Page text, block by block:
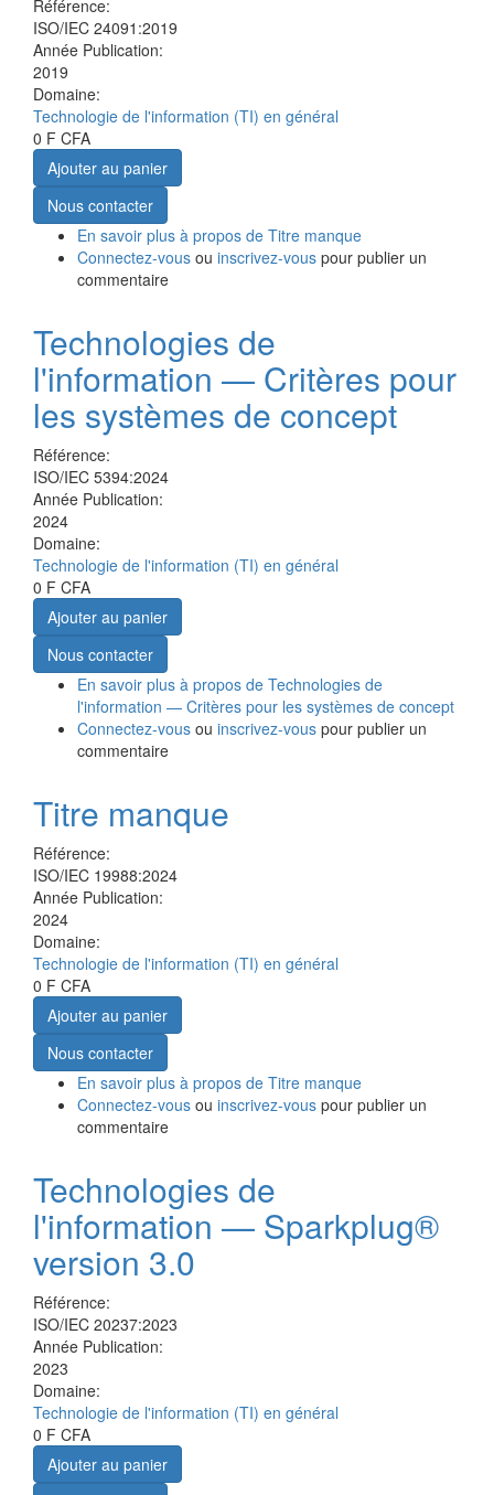
Référence:
ISO/IEC 24091:2019
Année Publication:
2019
Domaine:
Technologie de l'information (TI) en général
0 F CFA
Ajouter au panier
Nous contacter
En savoir plus à propos de Titre manque
Connectez-vous ou inscrivez-vous pour publier un
commentaire
Technologies de
l'information — Critères pour
les systèmes de concept
Référence:
ISO/IEC 5394:2024
Année Publication:
2024
Domaine:
Technologie de l'information (TI) en général
0 F CFA
Ajouter au panier
Nous contacter
En savoir plus à propos de Technologies de
l'information — Critères pour les systèmes de concept
Connectez-vous ou inscrivez-vous pour publier un
commentaire
Titre manque
Référence:
ISO/IEC 19988:2024
Année Publication:
2024
Domaine:
Technologie de l'information (TI) en général
0 F CFA
Ajouter au panier
Nous contacter
En savoir plus à propos de Titre manque
Connectez-vous ou inscrivez-vous pour publier un
commentaire
Technologies de
l'information — Sparkplug®
version 3.0
Référence:
ISO/IEC 20237:2023
Année Publication:
2023
Domaine:
Technologie de l'information (TI) en général
0 F CFA
Ajouter au panier